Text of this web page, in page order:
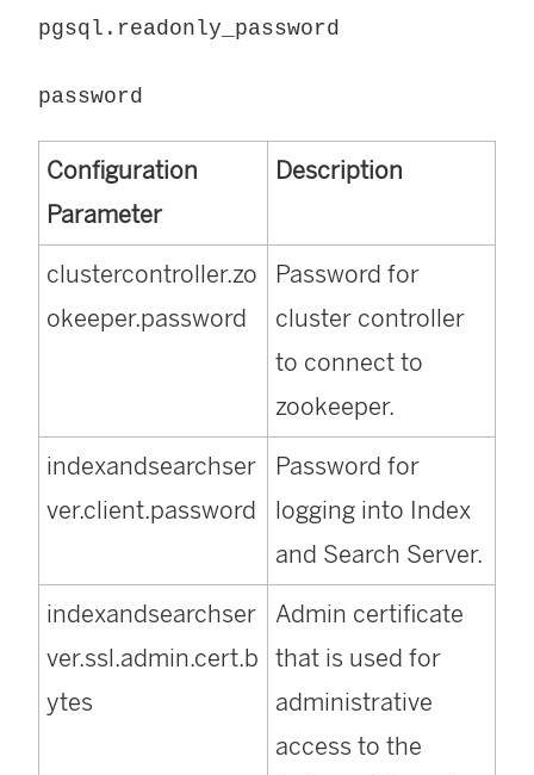
pgsql.readonly_password
password
Configuration
Parameter
Description
clustercontroller.zo
okeeper.password
Password for
cluster controller
to connect to
zookeeper.
indexandsearchser
ver.client.password
Password for
logging into Index
and Search Server.
indexandsearchser
ver.ssl.admin.cert.b
ytes
Admin certificate
that is used for
administrative
access to the